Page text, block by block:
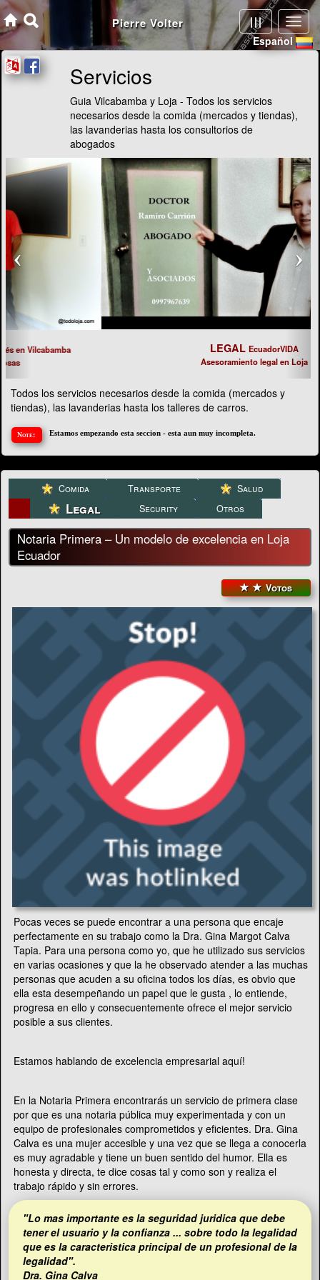
Servicios
Guia Vilcabamba y Loja - Todos los servicios
necesarios desde la comida (mercados y tiendas),
las lavanderias hasta los consultorios de
abogados
Asesoramiento legal en Loja
Todos los servicios necesarios desde la comida (mercados y
tiendas), las lavanderias hasta los talleres de carros.
Estamos empezando esta seccion - esta aun muy incompleta.
Comida Transporte Salud
Legal Security Otros
Notaria Primera – Un modelo de excelencia en Loja
Ecuador
Votos
Pocas veces se puede encontrar a una persona que encaje
perfectamente en su trabajo como la Dra. Gina Margot Calva
Tapia. Para una persona como yo, que he utilizado sus servicios
en varias ocasiones y que la he observado atender a las muchas
personas que acuden a su oficina todos los días, es obvio que
ella esta desempeñando un papel que le gusta , lo entiende,
progresa en ello y consecuentemente ofrece el mejor servicio
posible a sus clientes.
Estamos hablando de excelencia empresarial aquí!
En la Notaria Primera encontrarás un servicio de primera clase
por que es una notaria pública muy experimentada y con un
equipo de profesionales comprometidos y eficientes. Dra. Gina
Calva es una mujer accesible y una vez que se llega a conocerla
es muy agradable y tiene un buen sentido del humor. Ella es
honesta y directa, te dice cosas tal y como son y realiza el
trabajo rápido y sin errores.
"Lo mas importante es la seguridad juridica que debe
tener el usuario y la confianza ... sobre todo la legalidad
que es la caracteristica principal de un profesional de la
legalidad".
Dra. Gina Calva